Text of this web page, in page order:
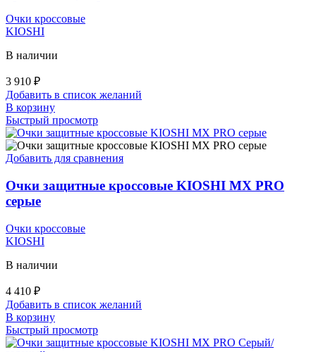
Очки кроссовые
KIOSHI
В наличии
3 910 ₽
Добавить в список желаний
В корзину
Быстрый просмотр
Добавить для сравнения
Очки защитные кроссовые KIOSHI MX PRO
серые
Очки кроссовые
KIOSHI
В наличии
4 410 ₽
Добавить в список желаний
В корзину
Быстрый просмотр